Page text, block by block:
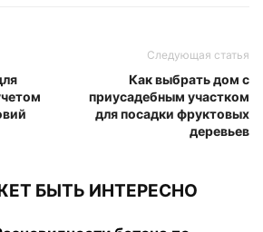
Следующая статья
Как выбрать дом с
приусадебным участком
для посадки фруктовых
деревьев
БЫТЬ ИНТЕРЕСНО